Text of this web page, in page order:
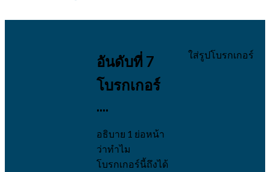
อันดับที่ 7
โบรกเกอร์
....
อธิบาย 1 ย่อหน้า
ว่าทำไม
โบรกเกอร์นี้ถึงได้
ใส่รูปโบรกเกอร์